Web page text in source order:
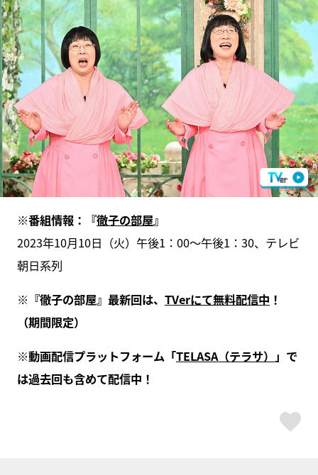
※番組情報：『徹子の部屋』
2023年10月10日（火）午後1：00～午後1：30、テレビ
朝日系列
※『徹子の部屋』最新回は、 TVerにて無料配信中 ！
（期間限定）
※動画配信プラットフォーム「TELASA（テラサ） 」で
は過去回も含めて配信中！